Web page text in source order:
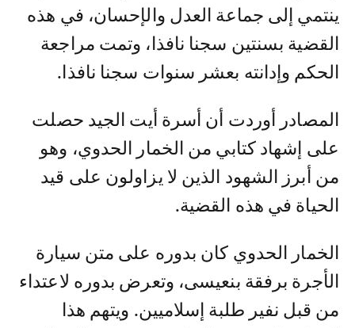
ينتمي إلى جماعة العدل والإحسان، في هذه
القضية بسنتين سجنا نافذا، وتمت مراجعة
الحكم وإدانته بعشر سنوات سجنا نافذا.
المصادر أوردت أن أسرة أيت الجيد حصلت
على إشهاد كتابي من الخمار الحدوي، وهو
من أبرز الشهود الذين لا يزاولون على قيد
الحياة في هذه القضية.
الخمار الحدوي كان بدوره على متن سيارة
الأجرة برفقة بنعيسى، وتعرض بدوره لاعتداء
من قبل نفير طلبة إسلاميين. ويتهم هذا